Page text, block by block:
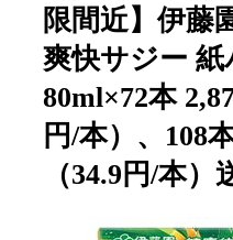
限間近】伊藤
爽快サジー 紙
80ml×72本
円/本）、108
（34.9円/本）